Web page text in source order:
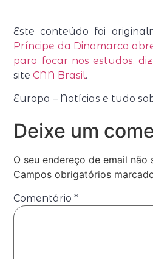
Este conteúdo foi
Príncipe da Dinamarca
para focar nos estudos,
siteCNN Brasil.
Europa – Notícias e tudo
Deixe um
O seu endereço de email não
Campos obrigatórios
Comentário*